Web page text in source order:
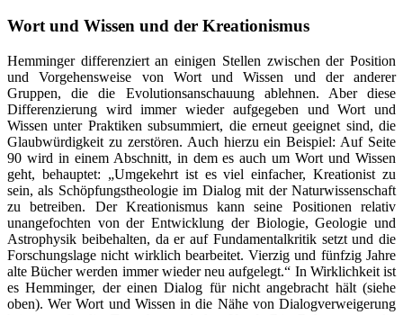
Wort und Wissen und der Kreationismus
Hemminger differenziert an einigen Stellen zwischen der Position
und Vorgehensweise von Wort und Wissen und der anderer
Gruppen, die die Evolutionsanschauung ablehnen. Aber diese
Differenzierung wird immer wieder aufgegeben und Wort und
Wissen unter Praktiken subsummiert, die erneut geeignet sind, die
Glaubwürdigkeit zu zerstören. Auch hierzu ein Beispiel: Auf Seite
90 wird in einem Abschnitt, in dem es auch um Wort und Wissen
geht, behauptet: „Umgekehrt ist es viel einfacher, Kreationist zu
sein, als Schöpfungstheologie im Dialog mit der Naturwissenschaft
zu betreiben. Der Kreationismus kann seine Positionen relativ
unangefochten von der Entwicklung der Biologie, Geologie und
Astrophysik beibehalten, da er auf Fundamentalkritik setzt und die
Forschungslage nicht wirklich bearbeitet. Vierzig und fünfzig Jahre
alte Bücher werden immer wieder neu aufgelegt.“ In Wirklichkeit ist
es Hemminger, der einen Dialog für nicht angebracht hält (siehe
oben). Wer Wort und Wissen in die Nähe von Dialogverweigerung